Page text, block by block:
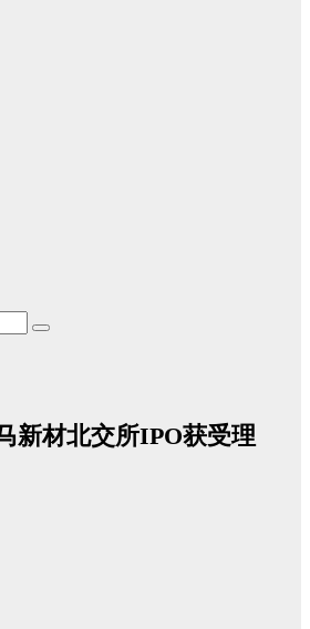
新材北交所IPO获受理